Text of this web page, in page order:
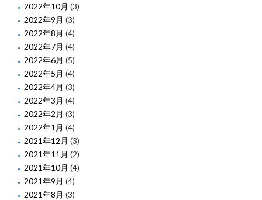
2022年10月 (3)
2022年9月 (3)
2022年8月 (4)
2022年7月 (4)
2022年6月 (5)
2022年5月 (4)
2022年4月 (3)
2022年3月 (4)
2022年2月 (3)
2022年1月 (4)
2021年12月 (3)
2021年11月 (2)
2021年10月 (4)
2021年9月 (4)
2021年8月 (3)